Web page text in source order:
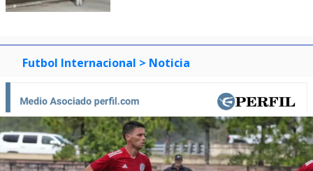
Futbol Internacional > Noticia